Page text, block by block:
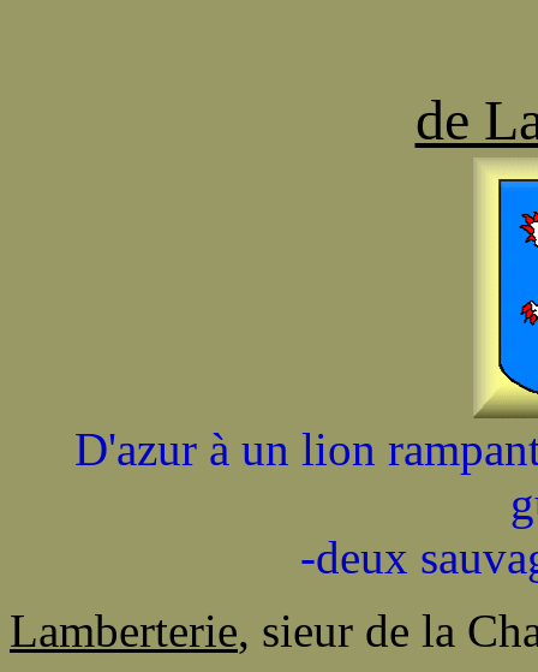
de
D'azur à un lion
-deux
Lamberterie, sieur de la